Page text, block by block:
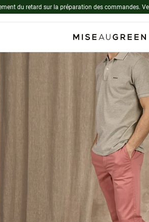
du retard sur la préparation des commandes.